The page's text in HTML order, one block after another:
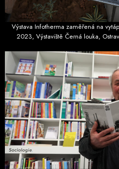
Výstava Infotherma zaměřená na
2023, Výstaviště Černá louka,